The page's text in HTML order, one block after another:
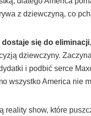
z dziewczyną, co
dostaje się do eliminacji
dziewczyny.
i podbić serce
wszystko America nie
reality show, które